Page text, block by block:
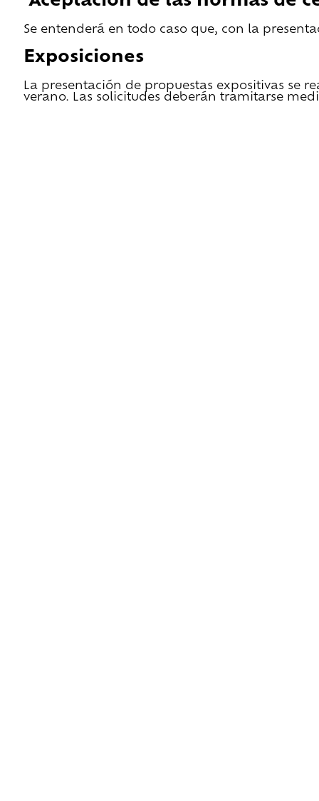
Se entenderá en todo caso que, con la
Exposiciones
La presentación de propuestas expositivas se
verano. Las solicitudes deberán tramitarse